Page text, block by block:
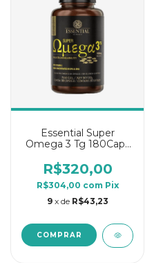
Essential Super
Omega 3 Tg 180Caps
R$320,00
R$304,00 com Pix
9 x de R$43,23